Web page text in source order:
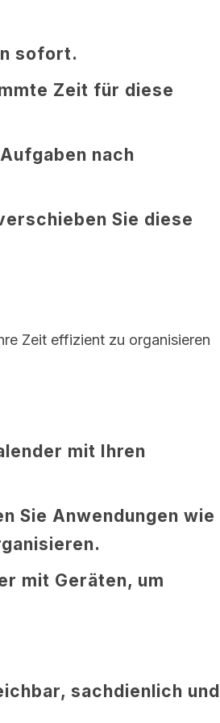
sofort.
Zeit für diese
nach
Sie diese
Zeit effizient zu organisieren
mit Ihren
Sie Anwendungen wie
mit Geräten, um
sachdienlich und